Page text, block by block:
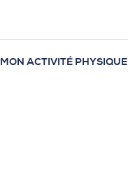
MON ACTIVITÉ PHYSIQUE